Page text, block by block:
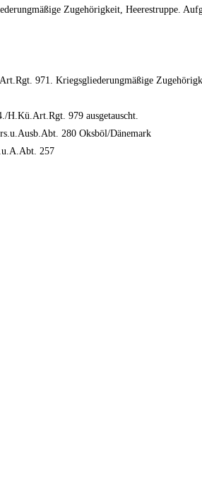
Zugehörigkeit, Heerestruppe.
971. Kriegsgliederungmäßige
H.Kü.Art.Rgt. 979 ausgetauscht.
280 Oksböl/Dänemark
257